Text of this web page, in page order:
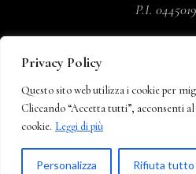
Privacy Policy
Questo sito web utilizza i cookie per
Cliccando “Accetta tutti”, acconsenti
cookie. Leggi di più
Personalizza Rifiuta tutto
P.I.
IT